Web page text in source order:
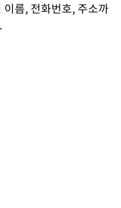
름, 전화번호, 주소까